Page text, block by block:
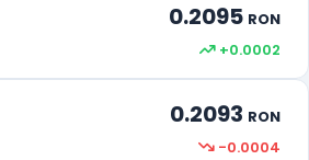
0.2095 RON
+0.0002
0.2093 RON
-0.0004